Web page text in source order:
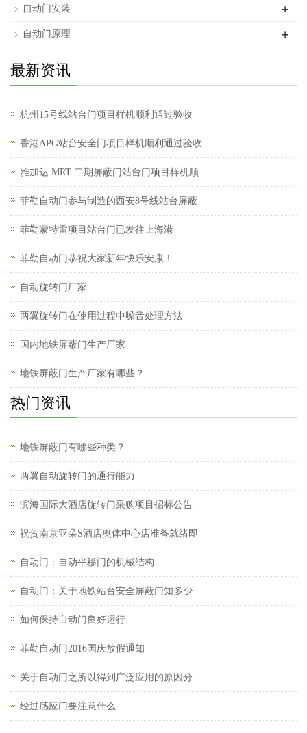
自动门安装 +
自动门原理 +
最新资讯
杭州15号线站台门项目样机顺利通过验收
香港APG站台安全门项目样机顺利通过验收
雅加达 MRT 二期屏蔽门站台门项目样机顺
菲勒自动门参与制造的西安8号线站台屏蔽
菲勒蒙特雷项目站台门已发往上海港
菲勒自动门恭祝大家新年快乐安康！
自动旋转门厂家
两翼旋转门在使用过程中噪音处理方法
国内地铁屏蔽门生产厂家
地铁屏蔽门生产厂家有哪些？
热门资讯
地铁屏蔽门有哪些种类？
两翼自动旋转门的通行能力
滨海国际大酒店旋转门采购项目招标公告
祝贺南京亚朵S酒店奥体中心店准备就绪即
自动门：自动平移门的机械结构
自动门：关于地铁站台安全屏蔽门知多少
如何保持自动门良好运行
菲勒自动门2016国庆放假通知
关于自动门之所以得到广泛应用的原因分
经过感应门要注意什么